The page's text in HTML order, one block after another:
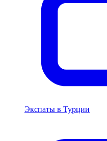
Экспаты в Турции